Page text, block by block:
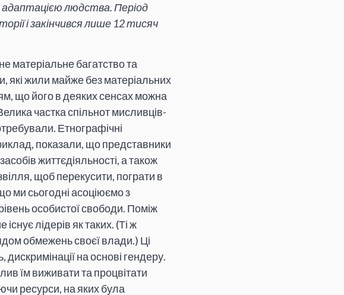
людства. Період
і закінчився лише 12 тисяч
матеріальне багатство та
які жили майже без матеріальних
що його в деяких сенсах можна
частка спільнот мисливців-
Етнографічні
показали, що представники
життєдіяльності, а також
щоб перекусити, пограти в
ми сьогодні асоціюємо з
особистої свободи. Поміж
лідерів як таких. (Ті ж
обмежень своєї влади.) Ці
на основі гендеру.
їм виживати та процвітати
ресурси, на яких була